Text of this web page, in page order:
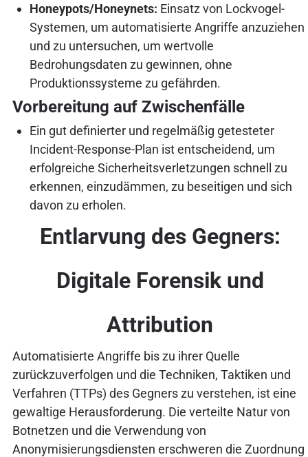
Honeypots/Honeynets: Einsatz von Lockvogel-
Systemen, um automatisierte Angriffe anzuziehen
und zu untersuchen, um wertvolle
Bedrohungsdaten zu gewinnen, ohne
Produktionssysteme zu gefährden.
Vorbereitung auf Zwischenfälle
Ein gut definierter und regelmäßig getesteter
Incident-Response-Plan ist entscheidend, um
erfolgreiche Sicherheitsverletzungen schnell zu
erkennen, einzudämmen, zu beseitigen und sich
davon zu erholen.
Entlarvung des Gegners:
Digitale Forensik und
Attribution
Automatisierte Angriffe bis zu ihrer Quelle
zurückzuverfolgen und die Techniken, Taktiken und
Verfahren (TTPs) des Gegners zu verstehen, ist eine
gewaltige Herausforderung. Die verteilte Natur von
Botnetzen und die Verwendung von
Anonymisierungsdiensten erschweren die Zuordnung